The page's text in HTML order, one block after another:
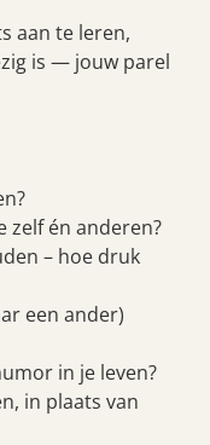
aan te leren,
is — jouw parel
zelf én anderen?
– hoe druk
een ander)
in je leven?
in plaats van